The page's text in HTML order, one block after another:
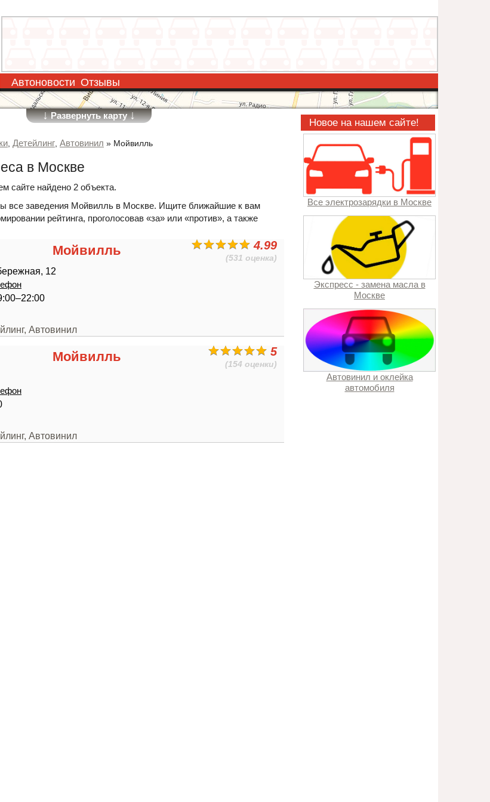
Автоновости Отзывы
↓Развернуть карту↓
, Детейлинг, Автовинил » Мойвилль
в Москве
сайте найдено 2 объекта.
все заведения Мойвилль в Москве. Ищите ближайшие к вам
рейтинга, проголосовав «за» или «против», а также
4.99
(531 оценка)
Мойвилль
12
Автовинил
5
(154 оценки)
Мойвилль
Автовинил
Новое на нашем сайте!
Все электрозарядки в Москве
Экспресс - замена масла в
Москве
Автовинил и оклейка
автомобиля